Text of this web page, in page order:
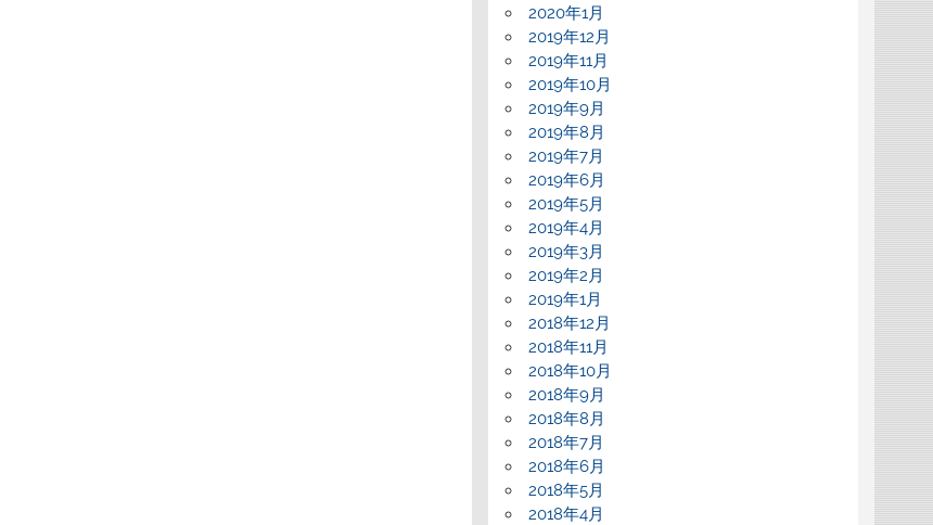
2020年1月
2019年12月
2019年11月
2019年10月
2019年9月
2019年8月
2019年7月
2019年6月
2019年5月
2019年4月
2019年3月
2019年2月
2019年1月
2018年12月
2018年11月
2018年10月
2018年9月
2018年8月
2018年7月
2018年6月
2018年5月
2018年4月